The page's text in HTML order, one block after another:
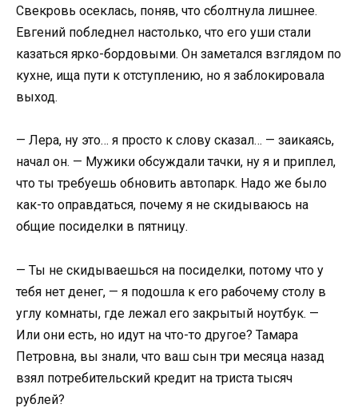
Свекровь осеклась, поняв, что сболтнула лишнее.
Евгений побледнел настолько, что его уши стали
казаться ярко-бордовыми. Он заметался взглядом по
кухне, ища пути к отступлению, но я заблокировала
выход.
— Лера, ну это… я просто к слову сказал… — заикаясь,
начал он. — Мужики обсуждали тачки, ну я и приплел,
что ты требуешь обновить автопарк. Надо же было
как-то оправдаться, почему я не скидываюсь на
общие посиделки в пятницу.
— Ты не скидываешься на посиделки, потому что у
тебя нет денег, — я подошла к его рабочему столу в
углу комнаты, где лежал его закрытый ноутбук. —
Или они есть, но идут на что-то другое? Тамара
Петровна, вы знали, что ваш сын три месяца назад
взял потребительский кредит на триста тысяч
рублей?